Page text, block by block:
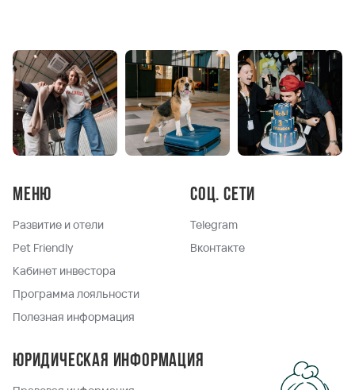
Меню
Развитие и отели
Pet Friendly
Кабинет инвестора
Программа лояльности
Полезная информация
Соц. сети
Telegram
Вконтакте
Юридическая информация